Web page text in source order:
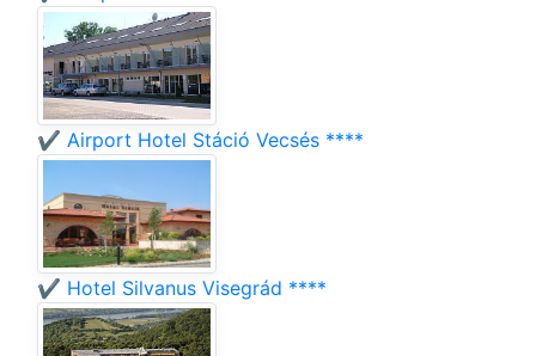
✔️ Airport Hotel Stáció Vecsés ****
✔️ Hotel Silvanus Visegrád ****